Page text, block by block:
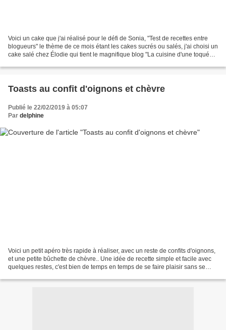
Voici un cake que j'ai réalisé pour le défi de Sonia, "Test de recettes entre
blogueurs" le thème de ce mois étant les cakes sucrés ou salés, j'ai choisi un
cake salé chez Élodie qui tient le magnifique blog "La cuisine d'une toquée".
Toasts au confit d'oignons et chèvre
Publié le 22/02/2019 à 05:07
Par delphine
Voici un petit apéro très rapide à réaliser, avec un reste de confits d'oignons,
et une petite bûchette de chèvre.. Une idée de recette simple et facile avec
quelques restes, c'est bien de temps en temps de se faire plaisir sans se